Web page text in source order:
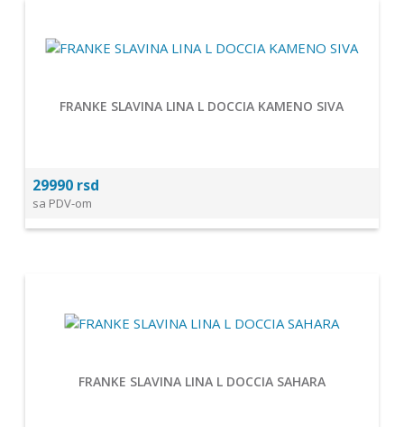
FRANKE SLAVINA LINA L DOCCIA KAMENO SIVA
29990 rsd
sa PDV-om
FRANKE SLAVINA LINA L DOCCIA SAHARA